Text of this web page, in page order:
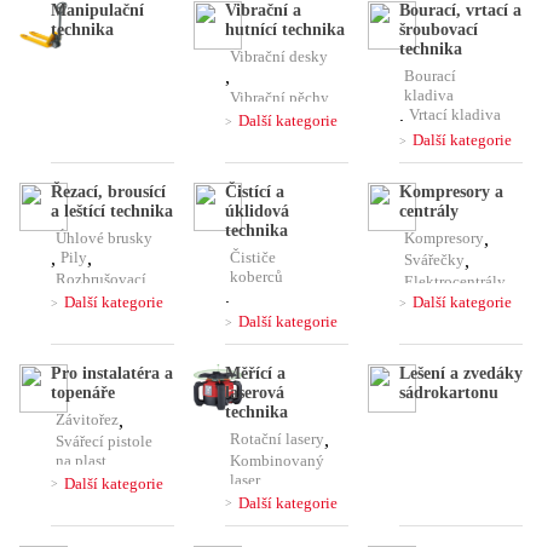
Manipulační
technika
Vibrační a
hutnící technika
Vibrační desky
,
Vibrační pěchy
, Vibrační lišty,
Ponorné
vibrátory
, Míchačky
Další kategorie
Bourací, vrtací a
šroubovací
technika
Bourací
kladiva
, Vrtací kladiva
,
Kombinovaná
,
Jádrové
vrtačky
Další kategorie
Řezací, brousící
a leštící technika
Úhlové brusky
, Pily,
Rozbrušovací
pily
Hoblíky,
Hladičky ,
Frézy, Brusky,
Leštičky,
stříhačky
Další kategorie
Čistící a
úklidová
technika
Čističe
koberců
,
Stavební
,
Vysokotlaké
čističe
Další kategorie
Kompresory a
centrály
Kompresory,
Svářečky,
Elektrocentrály
,
horkovzdušky
,
Plničky
klimatizace
Další kategorie
Pro instalatéra a
topenáře
Závitořez,
Svářecí pistole
na plast
, Další kategorie
Měřící a
laserová
technika
Rotační lasery,
Kombinovaný
laser
,
Nivelační
Další kategorie
Lešení a zvedáky
sádrokartonu